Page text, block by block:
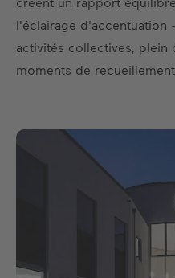
l'éclairage d'accentuation
activités collectives, plein
moments de